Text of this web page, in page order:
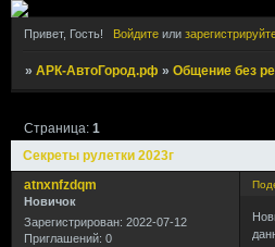
Привет, Гость! Войдитеили
»АРК-АвтоГород.рф »Общение без
Секреты рулетки 2023г
Страница:1
atnxnfzdqm
Новичок
Зарегистрирован: 2022-07-12
Приглашений: 0